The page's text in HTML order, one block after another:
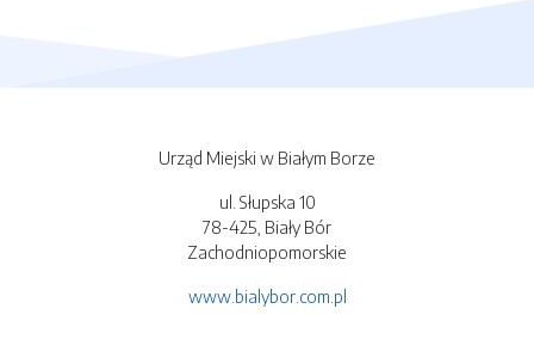
Urząd Miejski w Białym Borze
ul. Słupska 10
78-425, Biały Bór
Zachodniopomorskie
www.bialybor.com.pl